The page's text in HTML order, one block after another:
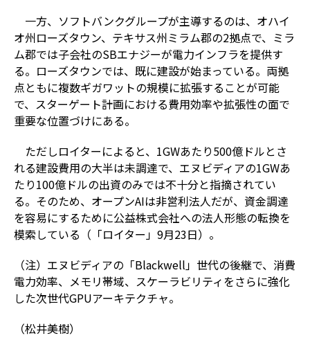
一方、ソフトバンクグループが主導するのは、オハイ
オ州ローズタウン、テキサス州ミラム郡の2拠点で、ミラ
ム郡では子会社のSBエナジーが電力インフラを提供す
る。ローズタウンでは、既に建設が始まっている。両拠
点ともに複数ギガワットの規模に拡張することが可能
で、スターゲート計画における費用効率や拡張性の面で
重要な位置づけにある。
ただしロイターによると、1GWあたり500億ドルとさ
れる建設費用の大半は未調達で、エヌビディアの1GWあ
たり100億ドルの出資のみでは不十分と指摘されてい
る。そのため、オープンAIは非営利法人だが、資金調達
を容易にするために公益株式会社への法人形態の転換を
模索している（「ロイター」9月23日）。
（注）エヌビディアの「Blackwell」世代の後継で、消費
電力効率、メモリ帯域、スケーラビリティをさらに強化
した次世代GPUアーキテクチャ。
（松井美樹）